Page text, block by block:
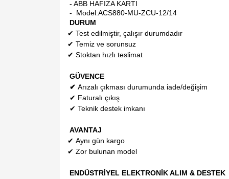
- ABB HAFIZA KARTI
- Model:ACS880-MU-ZCU-12/14
DURUM
✔ Test edilmiştir, çalışır durumdadır
✔ Temiz ve sorunsuz
✔ Stoktan hızlı teslimat
GÜVENCE
✔ Arızalı çıkması durumunda iade/değişim
✔ Faturalı çıkış
✔ Teknik destek imkanı
AVANTAJ
✔ Aynı gün kargo
✔ Zor bulunan model
ENDÜSTRİYEL ELEKTRONİK ALIM & DESTEK